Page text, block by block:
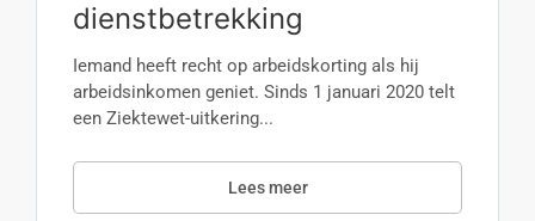
dienstbetrekking
Iemand heeft recht op arbeidskorting als hij
arbeidsinkomen geniet. Sinds 1 januari 2020 telt
een Ziektewet-uitkering...
Lees meer